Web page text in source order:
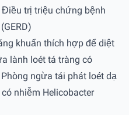
trị triệu chứng bệnh
khuẩn thích hợp để diệt
lành loét tá tràng có
ngừa tái phát loét dạ
nhiễm Helicobacter